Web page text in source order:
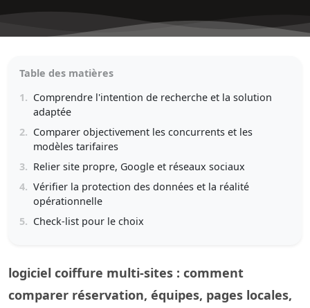
Table des matières
1. Comprendre l'intention de recherche et la solution
adaptée
2. Comparer objectivement les concurrents et les
modèles tarifaires
3. Relier site propre, Google et réseaux sociaux
4. Vérifier la protection des données et la réalité
opérationnelle
5. Check-list pour le choix
logiciel coiffure multi-sites : comment
comparer réservation, équipes, pages locales,